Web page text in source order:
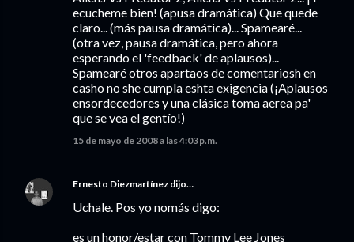
ecucheme bien! (apusa dramática) Que quede
claro... (más pausa dramática)... Spamearé...
(otra vez, pausa dramática, pero ahora
esperando el 'feedback' de aplausos)...
Spamearé otros apartaos de comentariosh en
casho no she cumpla eshta exigencia (¡Aplausos
ensordecedores y una clásica toma aerea pa'
que se vea el gentío!)
15 de mayo de 2008 a las 4:03 p.m.
Ernesto Diezmartínez dijo…
Uchale. Pos yo nomás digo:
es un honor/estar con Tommy Lee Jones